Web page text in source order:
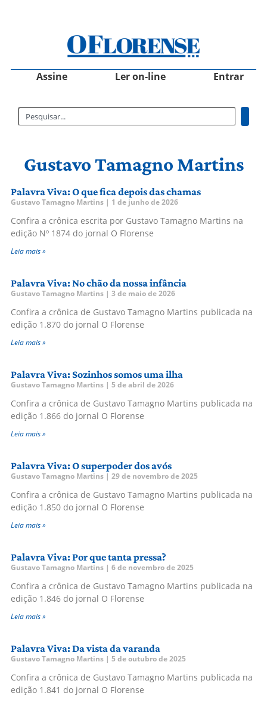
Assine Ler on-line Entrar
Gustavo Tamagno Martins
Palavra Viva: O que fica depois das chamas
Gustavo Tamagno Martins 1 de junho de 2026
Confira a crônica escrita por Gustavo Tamagno Martins na
edição Nº 1874 do jornal O Florense
Leia mais »
Palavra Viva: No chão da nossa infância
Gustavo Tamagno Martins 3 de maio de 2026
Confira a crônica de Gustavo Tamagno Martins publicada na
edição 1.870 do jornal O Florense
Leia mais »
Palavra Viva: Sozinhos somos uma ilha
Gustavo Tamagno Martins 5 de abril de 2026
Confira a crônica de Gustavo Tamagno Martins publicada na
edição 1.866 do jornal O Florense
Leia mais »
Palavra Viva: O superpoder dos avós
Gustavo Tamagno Martins 29 de novembro de 2025
Confira a crônica de Gustavo Tamagno Martins publicada na
edição 1.850 do jornal O Florense
Leia mais »
Palavra Viva: Por que tanta pressa?
Gustavo Tamagno Martins 6 de novembro de 2025
Confira a crônica de Gustavo Tamagno Martins publicada na
edição 1.846 do jornal O Florense
Leia mais »
Palavra Viva: Da vista da varanda
Gustavo Tamagno Martins 5 de outubro de 2025
Confira a crônica de Gustavo Tamagno Martins publicada na
edição 1.841 do jornal O Florense